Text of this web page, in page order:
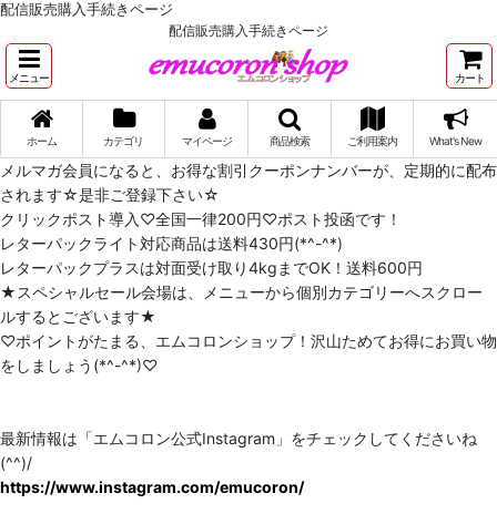
配信販売購入手続きページ
配信販売購入手続きページ
メニュー カート
ホーム カテゴリ マイページ 商品検索 ご利用案内 What's New
メルマガ会員になると、お得な割引クーポンナンバーが、定期的に配布
されます☆是非ご登録下さい☆
クリックポスト導入♡全国一律200円♡ポスト投函です！
レターパックライト対応商品は送料430円(*^-^*)
レターパックプラスは対面受け取り4kgまでOK！送料600円
★スペシャルセール会場は、メニューから個別カテゴリーへスクロー
ルするとございます★
♡ポイントがたまる、エムコロンショップ！沢山ためてお得にお買い物
をしましょう(*^-^*)♡
最新情報は「エムコロン公式Instagram」をチェックしてくださいね
(^^)/
https://www.instagram.com/emucoron/